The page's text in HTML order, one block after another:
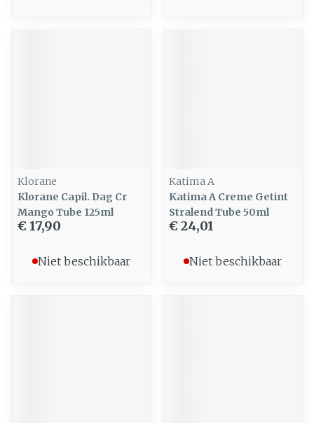
Klorane
Klorane Capil. Dag Cr
Mango Tube 125ml
€ 17,90
Niet beschikbaar
Katima A
Katima A Creme Getint
Stralend Tube 50ml
€ 24,01
Niet beschikbaar